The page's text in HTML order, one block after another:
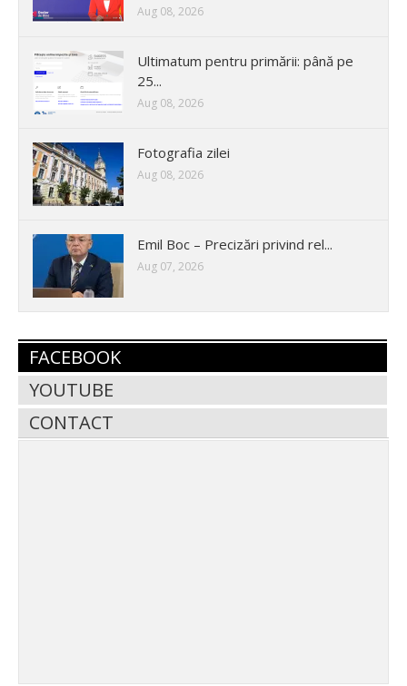
Aug 08, 2026
Ultimatum pentru primării: până pe
25...
Aug 08, 2026
Fotografia zilei
Aug 08, 2026
Emil Boc – Precizări privind rel...
Aug 07, 2026
FACEBOOK
YOUTUBE
CONTACT